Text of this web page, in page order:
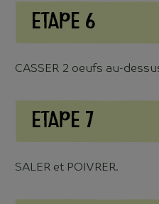
Etape 6
CASSER 2 oeufs au-
Etape 7
SALER et POIVRER.